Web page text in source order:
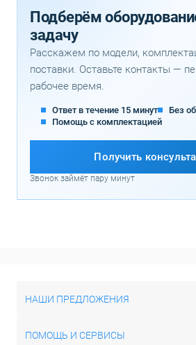
Подберём
задачу
Расскажем по модели,
поставки. Оставьте контакты —
рабочее время.
Ответ в течение 15 минут
Без
Помощь с комплектацией
Получить
Звонок займёт пару минут
НАШИ ПРЕДЛОЖЕНИЯ
ПОМОЩЬ И СЕРВИСЫ